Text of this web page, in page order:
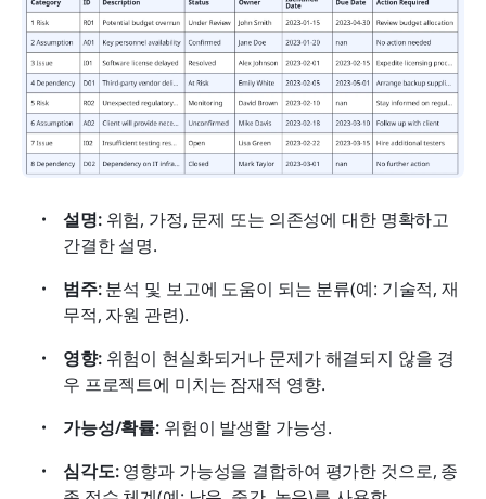
설명: 위험, 가정, 문제 또는 의존성에 대한 명확하고
간결한 설명.
범주: 분석 및 보고에 도움이 되는 분류(예: 기술적, 재
무적, 자원 관련).
영향: 위험이 현실화되거나 문제가 해결되지 않을 경
우 프로젝트에 미치는 잠재적 영향.
가능성/확률: 위험이 발생할 가능성.
심각도: 영향과 가능성을 결합하여 평가한 것으로, 종